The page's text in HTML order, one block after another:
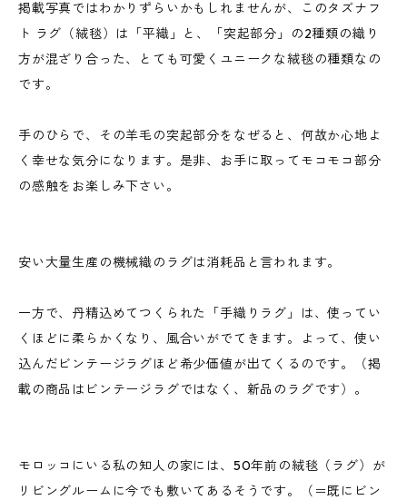
掲載写真ではわかりずらいかもしれませんが、このタズナフ
ト ラグ（絨毯）は「平織」と、「突起部分」の2種類の織り
方が混ざり合った、とても可愛くユニークな絨毯の種類なの
です。
手のひらで、その羊毛の突起部分をなぜると、何故か心地よ
く幸せな気分になります。是非、お手に取ってモコモコ部分
の感触をお楽しみ下さい。
安い大量生産の機械織のラグは消耗品と言われます。
一方で、丹精込めてつくられた「手織りラグ」は、使ってい
くほどに柔らかくなり、風合いがでてきます。よって、使い
込んだビンテージラグほど希少価値が出てくるのです。（掲
載の商品はビンテージラグではなく、新品のラグです）。
モロッコにいる私の知人の家には、50年前の絨毯（ラグ）が
リビングルームに今でも敷いてあるそうです。（＝既にビン